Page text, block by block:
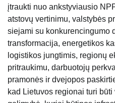
įtraukti nuo ankstyviausio
atstovų vertinimu, valstybės
siejami su konkurencingumo
transformacija, energetikos
logistikos jungtimis, regionų
pritraukimu, darbuotojų
pramonės ir dvejopos
kad Lietuvos regionai turi